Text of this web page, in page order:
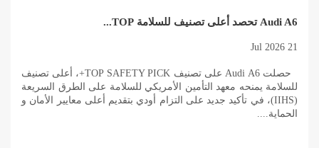
Audi A6 تحصد أعلى تصنيف للسلامة TOP...
21 Jul 2026
حصلت Audi A6 على تصنيف TOP SAFETY PICK+، أعلى تصنيف
للسلامة يمنحه معهد التأمين الأمريكي للسلامة على الطرق السريعة
(IIHS)، في تأكيد جديد على التزام أودي بتقديم أعلى معايير الأمان و
الحماية....